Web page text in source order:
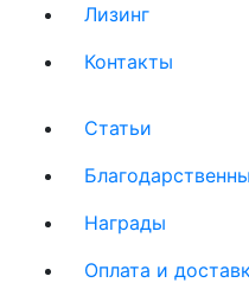
Лизинг
Контакты
Статьи
Награды
Оплата и